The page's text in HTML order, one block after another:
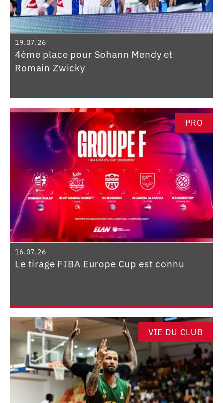
19.07.26
4ème place pour Sohann Mendy et
Romain Zwicky
PRO
16.07.26
Le tirage FIBA Europe Cup est connu
VIE DU CLUB